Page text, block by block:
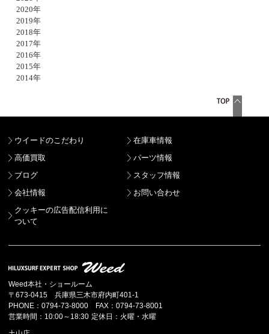
2020年
2019年
2018年
2017年
2016年
2015年
2014年
ウイードのこだわり
在庫車情報
高価買取
パーツ情報
ブログ
スタッフ情報
会社情報
お問い合わせ
クッキーの広告配信利用に
ついて
Weed本社・ショールーム
〒673-0415 兵庫県三木市府内町401-1
PHONE：0794-73-8000 FAX：0794-73-8001
営業時間：10:00～18:30 定休日：火曜・水曜